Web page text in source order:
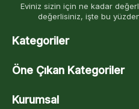
Eviniz sizin için ne kadar
değerlisiniz, işte bu
Kategoriler
Öne Çıkan Kategoriler
Kurumsal